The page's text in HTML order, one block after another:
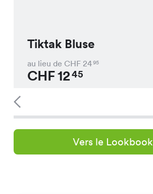
Tiktak Bluse
au lieu de CHF 2495
CHF1245
Vers le Lookbook